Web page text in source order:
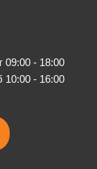
09:00 - 18:00
10:00 - 16:00